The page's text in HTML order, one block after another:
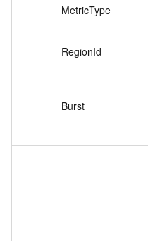
MetricType
RegionId
Burst